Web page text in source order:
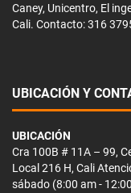
Caney, Unicentro, El
Cali. Contacto: 316
UBICACIÓN Y
UBICACIÓN
Cra 100B # 11A – 99,
Local 216 H, Cali
sábado (8:00 am -